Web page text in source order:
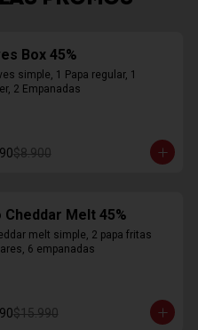
Box 45%
simple, 1 Papa regular, 1
2 Empanadas
$8.900
Cheddar Melt 45%
melt simple, 2 papa fritas
6 empanadas
$15.990